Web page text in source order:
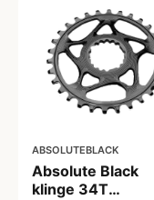
ABSOLUTEBLACK
Absolute Black
klinge 34T